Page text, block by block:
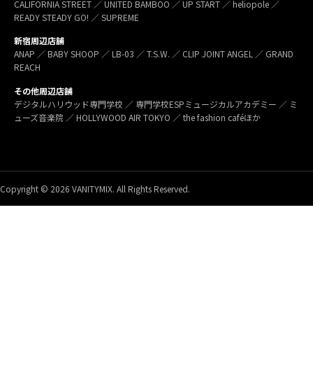
CALIFORNIA STREET ／ UNITED BAMBOO ／ UP START ／ heliopole ／
READY STEADY GO! ／ SUPREME
新宿周辺店舗
ANAP ／ BABY SHOOP ／ LB-03 ／ T.S.W. ／ CLIP JOINT ANGEL ／ GRAND
REACH
その他周辺店舗
デジタルハリウッド専門学校 ／ 専門学校ESPミュージカルアカデミー ／ ミ
ューズ音楽院 ／ HOLLYWOOD AIR TOKYO ／ the fashion caféほか
Copyright © 2026 VANITYMIX. All Rights Reserved.